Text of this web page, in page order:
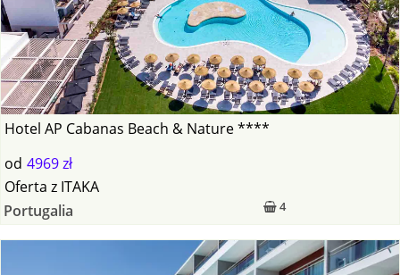
Hotel AP Cabanas Beach & Nature ****
od 4969 zł
4
Oferta z ITAKA
Portugalia